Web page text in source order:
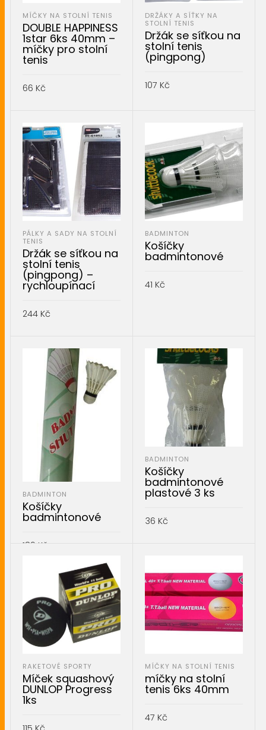
MÍČKY NA STOLNÍ TENIS
DOUBLE HAPPINESS
1star 6ks 40mm –
míčky pro stolní
tenis
66 Kč
DRŽÁKY A SÍŤKY NA
STOLNÍ TENIS
Držák se síťkou na
stolní tenis
(pingpong)
107 Kč
PÁLKY A SADY NA STOLNÍ
TENIS
Držák se síťkou na
stolní tenis
(pingpong) –
rychloupínací
244 Kč
BADMINTON
Košíčky
badmintonové
41 Kč
BADMINTON
Košíčky
badmintonové
189 Kč
PŘIDAT DO KOŠÍKU
BADMINTON
Košíčky
badmintonové
plastové 3 ks
36 Kč
RAKETOVÉ SPORTY
Míček squashový
DUNLOP Progress
1ks
MÍČKY NA STOLNÍ TENIS
míčky na stolní
tenis 6ks 40mm
47 Kč